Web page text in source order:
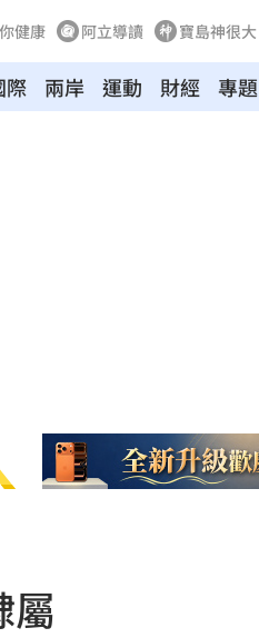
健康 阿立導讀 寶島神很大
際 兩岸 運動 財經 專題
屬